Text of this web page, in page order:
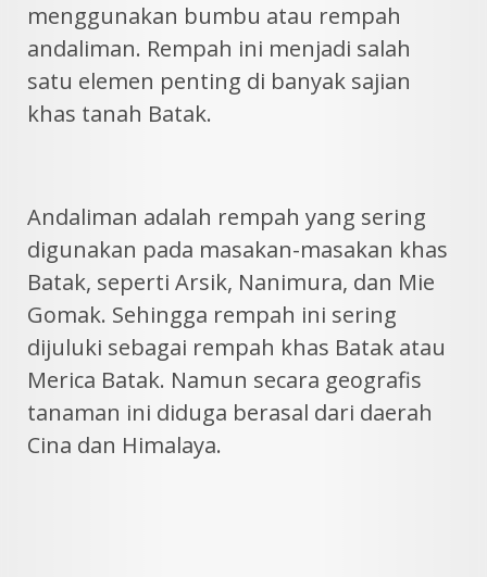
menggunakan bumbu atau rempah
andaliman. Rempah ini menjadi salah
satu elemen penting di banyak sajian
khas tanah Batak.
Andaliman adalah rempah yang sering
digunakan pada masakan-masakan khas
Batak, seperti Arsik, Nanimura, dan Mie
Gomak. Sehingga rempah ini sering
dijuluki sebagai rempah khas Batak atau
Merica Batak. Namun secara geografis
tanaman ini diduga berasal dari daerah
Cina dan Himalaya.